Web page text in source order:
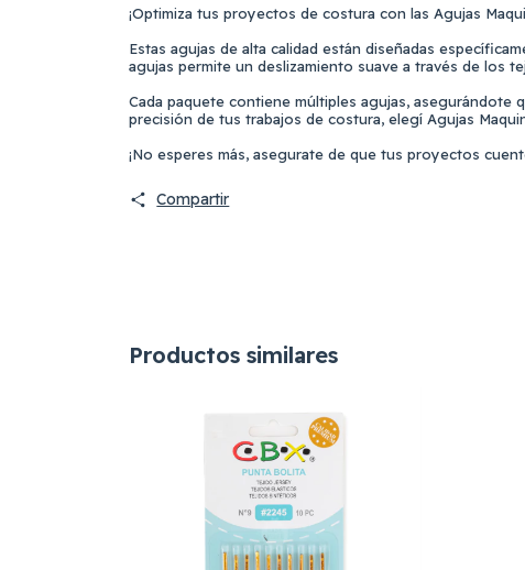
¡Optimiza tus proyectos de costura con las Agujas
Estas agujas de alta calidad están diseñadas
agujas permite un deslizamiento suave a través de los
Cada paquete contiene múltiples agujas, asegurándote
precisión de tus trabajos de costura, elegí Agujas
¡No esperes más, asegurate de que tus proyectos
Compartir
Productos similares